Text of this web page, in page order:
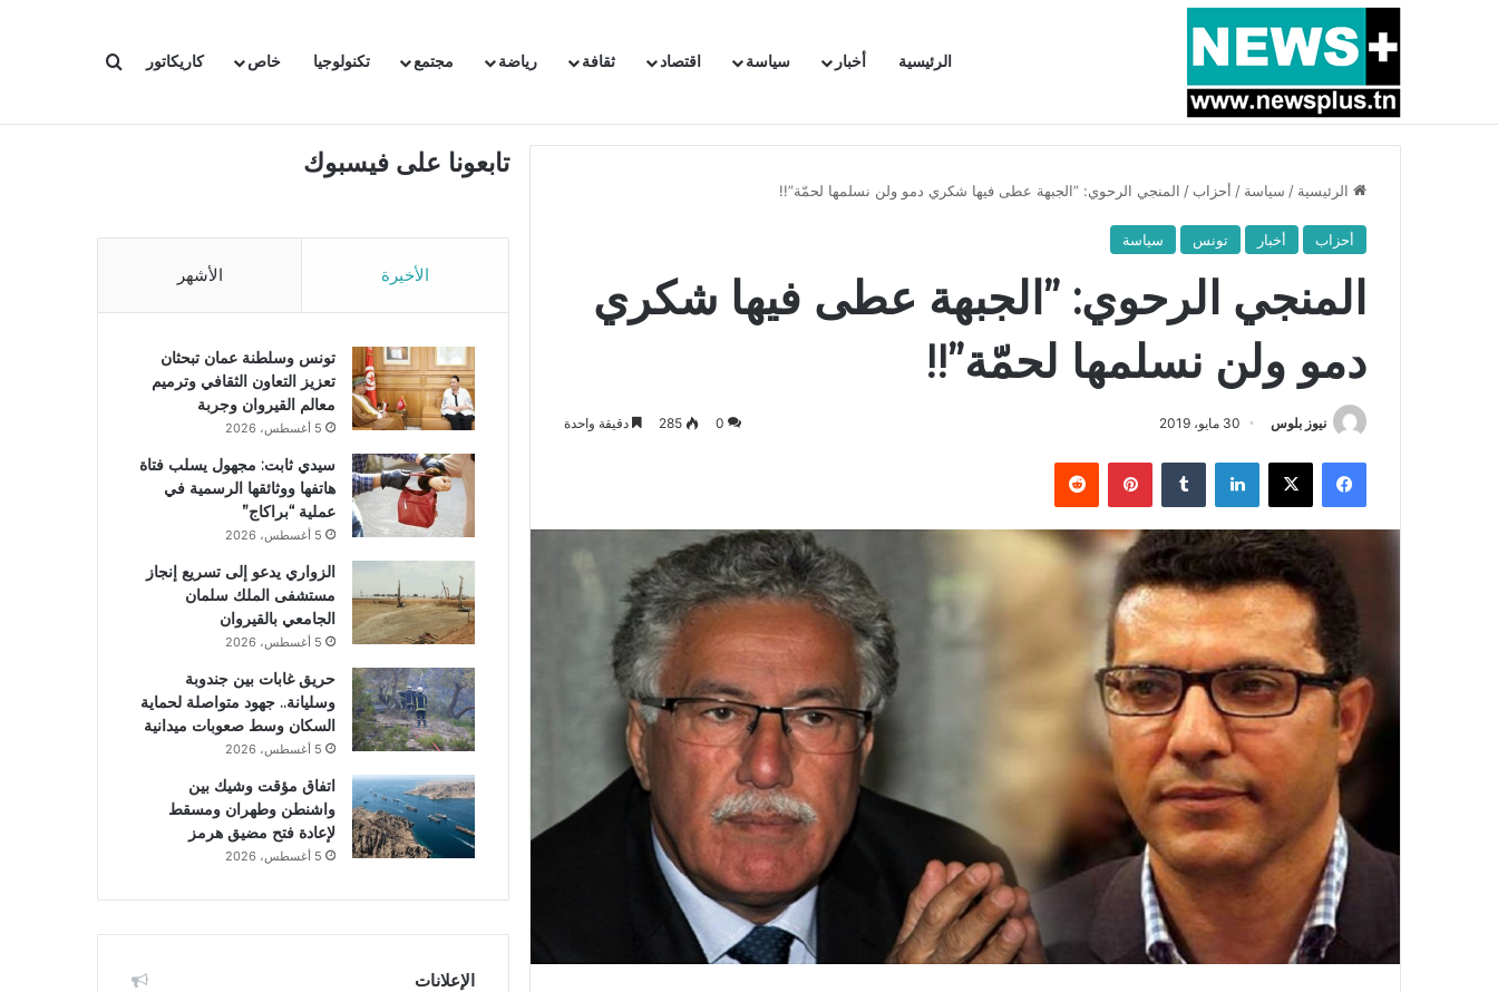
الرئيسية أخبار سياسة اقتصاد ثقافة رياضة مجتمع تكنولوجيا خاص كاريكاتور بحث عن
أخبار عاجلة بسبب المرزوقي وبتكليف من سعيّد: الخارجية تستدعي السفيرة الفرنسية بتونس وتبلغها احتجاجا شديد اللهجة !!
الرئيسية / سياسة / أحزاب / المنجي الرحوي: ”الجبهة عطى فيها شكري دمو ولن نسلمها لحمّة”!!
أحزاب أخبار تونس سياسة
المنجي الرحوي: ”الجبهة عطى فيها شكري
دمو ولن نسلمها لحمّة”!!
نيوز بلوس 30 مايو، 2019 0
285 دقيقة واحدة
فيسبوك X لينكدإن بينتيريست
تابعونا على فيسبوك
الأخيرة الأشهر
تونس وسلطنة عمان تبحثان
تعزيز التعاون الثقافي وترميم
معالم القيروان وجربة
5 أغسطس، 2026
سيدي ثابت: مجهول يسلب فتاة
هاتفها ووثائقها الرسمية في
عملية “براكاج”
5 أغسطس، 2026
الزواري يدعو إلى تسريع إنجاز
مستشفى الملك سلمان
الجامعي بالقيروان
5 أغسطس، 2026
حريق غابات بين جندوبة
وسليانة.. جهود متواصلة لحماية
السكان وسط صعوبات ميدانية
5 أغسطس، 2026
اتفاق مؤقت وشيك بين
واشنطن وطهران ومسقط
لإعادة فتح مضيق هرمز
5 أغسطس، 2026
الإعلانات